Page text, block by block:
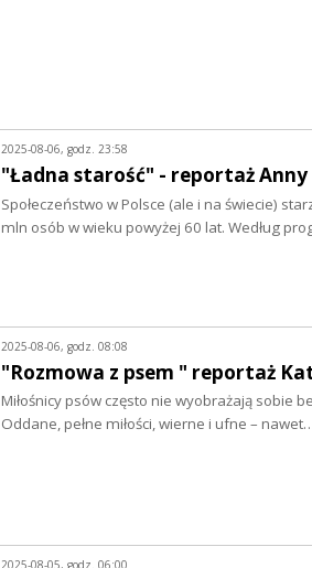
2025-08-06, godz. 23:58
"Ładna starość" - reportaż
Społeczeństwo w Polsce (ale i na świecie)
mln osób w wieku powyżej 60 lat. Według
2025-08-06, godz. 08:08
"Rozmowa z psem " reportaż
Miłośnicy psów często nie wyobrażają sobie
Oddane, pełne miłości, wierne i ufne –